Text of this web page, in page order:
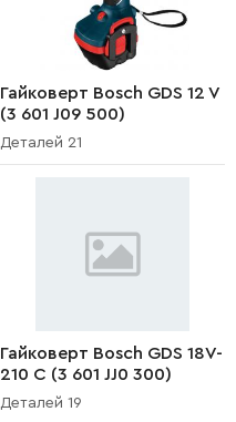
Гайковерт Bosch GDS 12 V
(3 601 J09 500)
Деталей 21
Гайковерт Bosch GDS 18V-
210 C (3 601 JJ0 300)
Деталей 19